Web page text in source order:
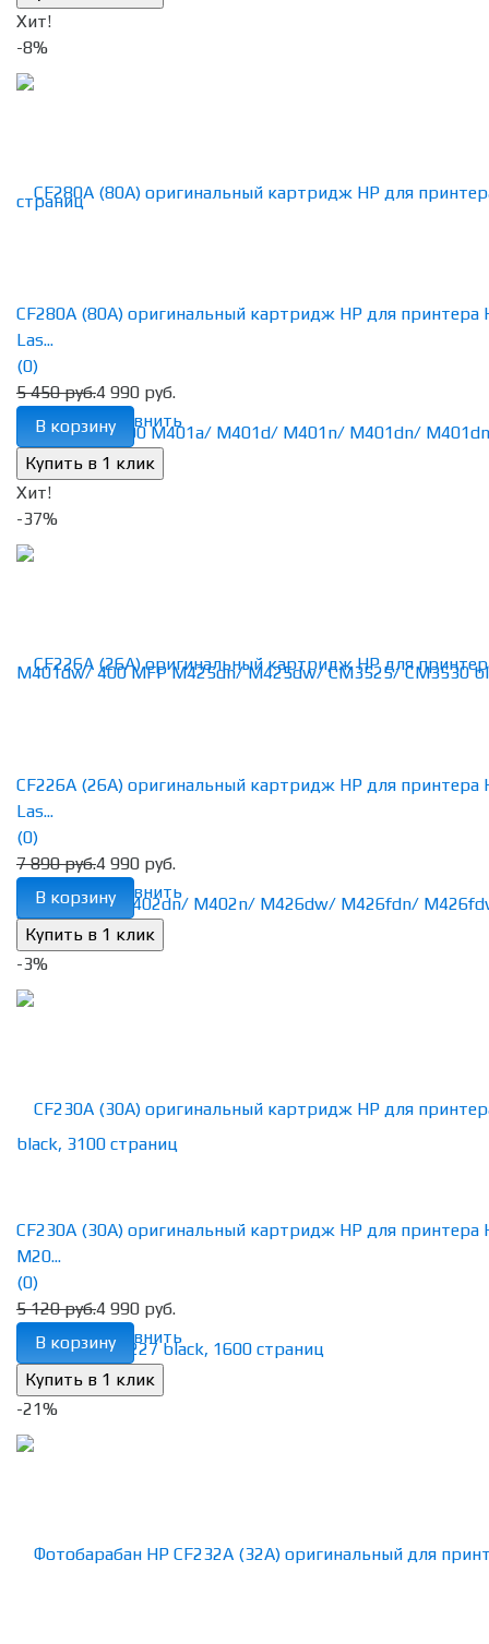
Хит!
-8%
избранное сравнить
CF280A (80A) оригинальный картридж HP для принтера
Las...
(0)
5 450 руб.4 990 руб.
В корзину
Хит!
-37%
избранное сравнить
CF226A (26A) оригинальный картридж HP для принтера
Las...
(0)
7 890 руб.4 990 руб.
В корзину
-3%
избранное сравнить
CF230A (30A) оригинальный картридж HP для принтера
M20...
(0)
5 120 руб.4 990 руб.
В корзину
-21%